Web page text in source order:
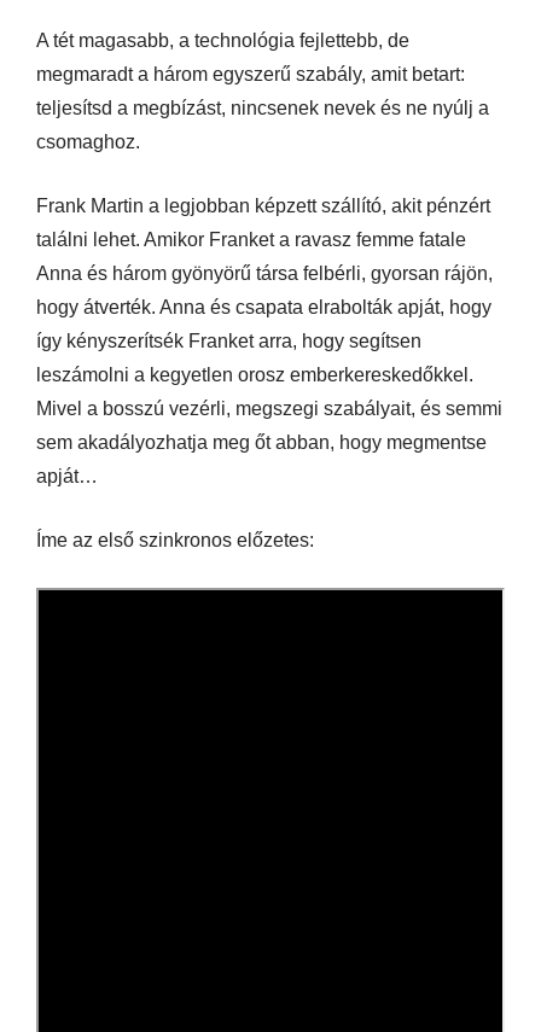
A tét magasabb, a technológia fejlettebb, de
megmaradt a három egyszerű szabály, amit betart:
teljesítsd a megbízást, nincsenek nevek és ne nyúlj a
csomaghoz.
Frank Martin a legjobban képzett szállító, akit pénzért
találni lehet. Amikor Franket a ravasz femme fatale
Anna és három gyönyörű társa felbérli, gyorsan rájön,
hogy átverték. Anna és csapata elrabolták apját, hogy
így kényszerítsék Franket arra, hogy segítsen
leszámolni a kegyetlen orosz emberkereskedőkkel.
Mivel a bosszú vezérli, megszegi szabályait, és semmi
sem akadályozhatja meg őt abban, hogy megmentse
apját…
Íme az első szinkronos előzetes: